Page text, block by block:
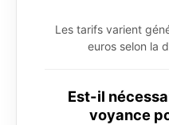
Les tarifs varient
euros selon la
Est-il
voyance